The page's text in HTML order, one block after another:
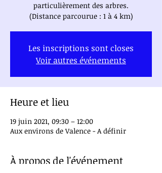
particulièrement des arbres.
(Distance parcourue : 1 à 4 km)
Les inscriptions sont closes
Voir autres événements
Heure et lieu
19 juin 2021, 09:30 – 12:00
Aux environs de Valence - A définir
À propos de l'événement